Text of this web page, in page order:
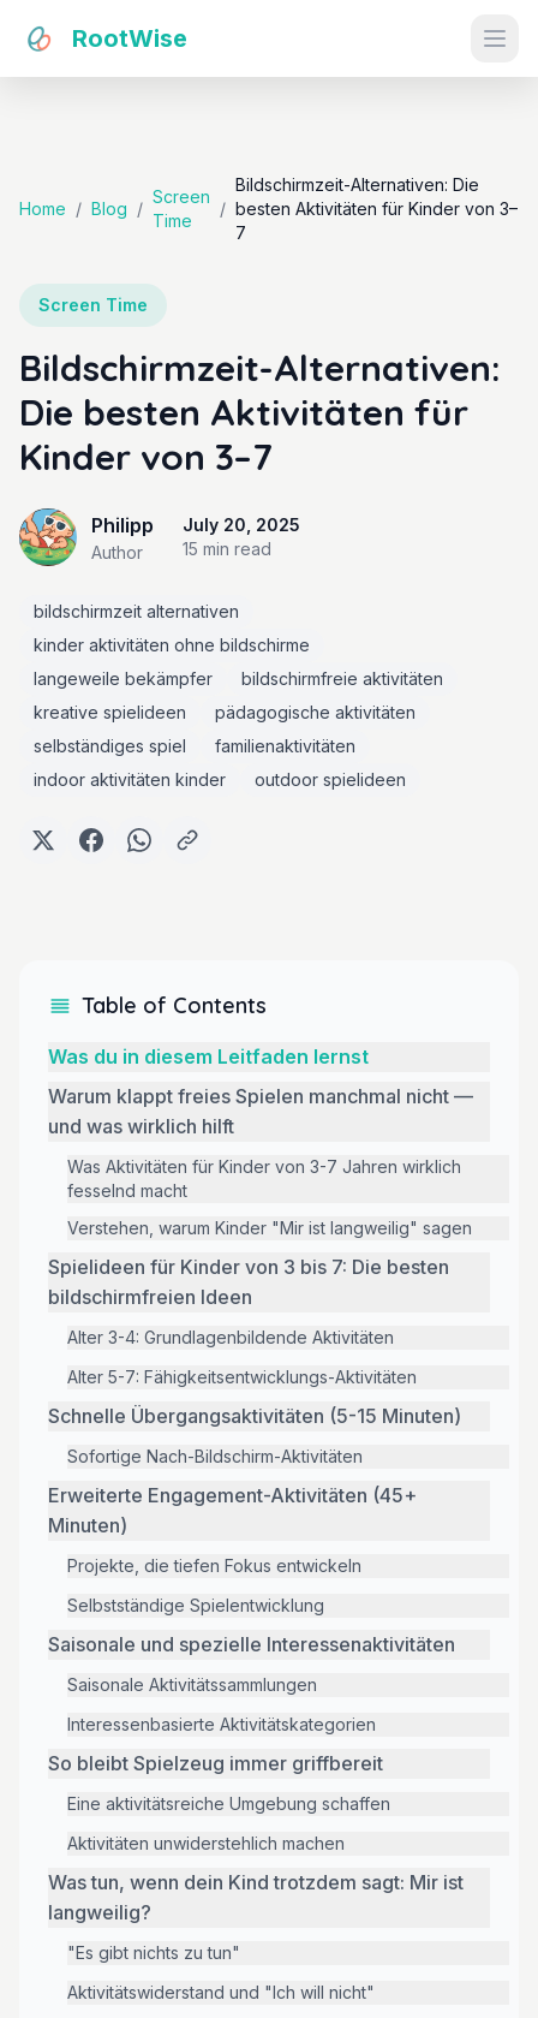
RootWise
Home / Blog /
Screen
Time
/
Bildschirmzeit-Alternativen: Die
besten Aktivitäten für Kinder von 3–
7
Screen Time
Bildschirmzeit-Alternativen:
Die besten Aktivitäten für
Kinder von 3–7
Philipp
Author
July 20, 2025
15 min read
bildschirmzeit alternativen
kinder aktivitäten ohne bildschirme
langeweile bekämpfer
bildschirmfreie aktivitäten
kreative spielideen
pädagogische aktivitäten
selbständiges spiel
familienaktivitäten
indoor aktivitäten kinder
outdoor spielideen
Table of Contents
Was du in diesem Leitfaden lernst
Warum klappt freies Spielen manchmal nicht —
und was wirklich hilft
Was Aktivitäten für Kinder von 3-7 Jahren wirklich
fesselnd macht
Verstehen, warum Kinder "Mir ist langweilig" sagen
Spielideen für Kinder von 3 bis 7: Die besten
bildschirmfreien Ideen
Alter 3-4: Grundlagenbildende Aktivitäten
Alter 5-7: Fähigkeitsentwicklungs-Aktivitäten
Schnelle Übergangsaktivitäten (5-15 Minuten)
Sofortige Nach-Bildschirm-Aktivitäten
Erweiterte Engagement-Aktivitäten (45+
Minuten)
Projekte, die tiefen Fokus entwickeln
Selbstständige Spielentwicklung
Saisonale und spezielle Interessenaktivitäten
Saisonale Aktivitätssammlungen
Interessenbasierte Aktivitätskategorien
So bleibt Spielzeug immer griffbereit
Eine aktivitätsreiche Umgebung schaffen
Aktivitäten unwiderstehlich machen
Was tun, wenn dein Kind trotzdem sagt: Mir ist
langweilig?
"Es gibt nichts zu tun"
Aktivitätswiderstand und "Ich will nicht"